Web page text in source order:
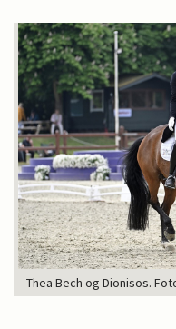
Thea Bech og Dionisos.